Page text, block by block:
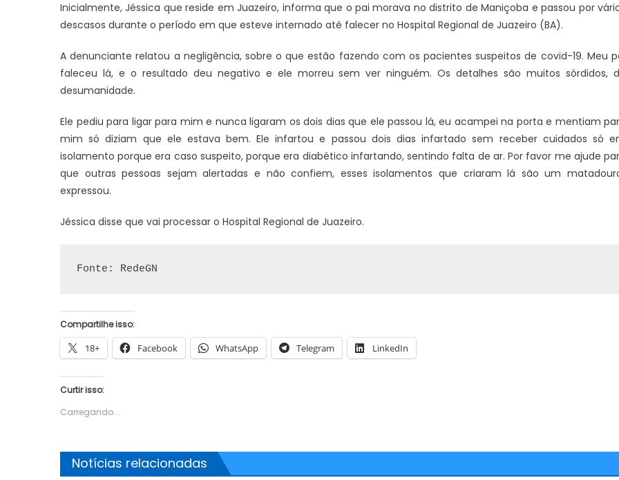
Inicialmente, Jéssica que reside em Juazeiro, informa que o pai morava no distrito de Maniçoba e passou por
descasos durante o período em que esteve internado até falecer no Hospital Regional de Juazeiro (BA).
A denunciante relatou a negligência, sobre o que estão fazendo com os pacientes suspeitos de covid-19. Meu
faleceu lá, e o resultado deu negativo e ele morreu sem ver ninguém. Os detalhes são muitos sórdidos,
desumanidade.
Ele pediu para ligar para mim e nunca ligaram os dois dias que ele passou lá, eu acampei na porta e mentiam
mim só diziam que ele estava bem. Ele infartou e passou dois dias infartado sem receber cuidados só
isolamento porque era caso suspeito, porque era diabético infartando, sentindo falta de ar. Por favor me ajude
que outras pessoas sejam alertadas e não confiem, esses isolamentos que criaram lá são um
expressou.
Jéssica disse que vai processar o Hospital Regional de Juazeiro.
Fonte: RedeGN
Compartilhe isso:
18+ Facebook WhatsApp Telegram LinkedIn
Curtir isso:
Carregando...
Notícias relacionadas